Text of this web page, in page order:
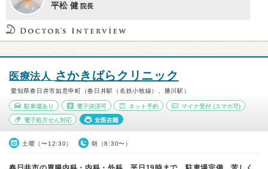
平松 健 院長
医療法人 さかきばらクリニック
愛知県春日井市如意申町（春日井駅（名鉄小牧線）、勝川駅）
駐車場あり 電子決済可 ネット予約 マイナ受付 (スマホ可)
電子処方せん対応 女医在籍
土曜（〜12:30） 朝（8:30〜）